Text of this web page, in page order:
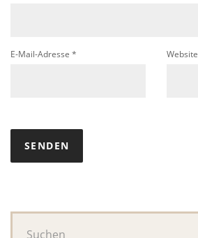
E-Mail-Adresse * Website